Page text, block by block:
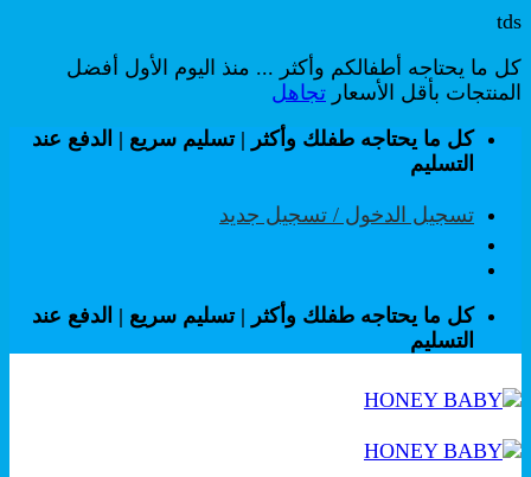
tds
كل ما يحتاجه أطفالكم وأكثر ... منذ اليوم الأول أفضل
المنتجات بأقل الأسعار تجاهل
تخطي
للمحتوى
كل ما يحتاجه طفلك وأكثر | تسليم سريع | الدفع عند
التسليم
تسجيل الدخول / تسجيل جديد
كل ما يحتاجه طفلك وأكثر | تسليم سريع | الدفع عند
التسليم